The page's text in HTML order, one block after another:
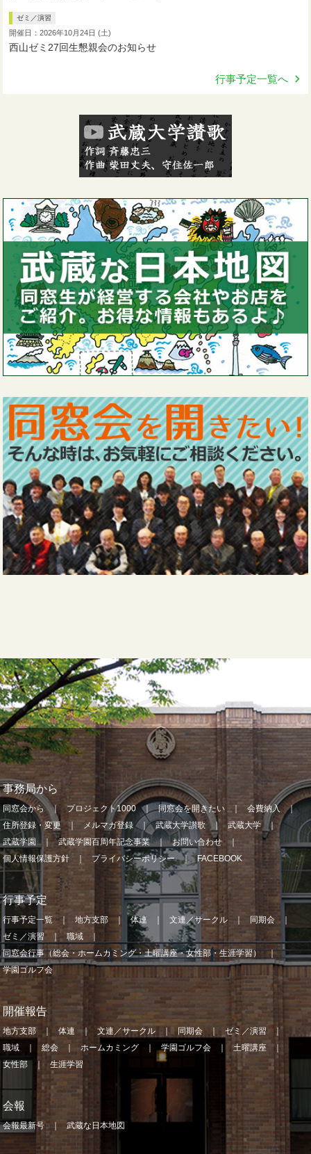
ゼミ／演習
開催日：2026年10月24日 (土)
西山ゼミ27回生懇親会のお知らせ
行事予定一覧へ
事務局から
同窓会から プロジェクト1000 同窓会を開きたい
会費納入
住所登録・変更
メルマガ登録 武蔵大学讃歌
武蔵大学
武蔵学園
武蔵学園百周年記念事業
お問い合わせ
個人情報保護方針
プライバシーポリシー FACEBOOK
行事予定
行事予定一覧 地方支部 体連 文連／サークル
同期会
ゼミ／演習
職域
同窓会行事（総会・ホームカミング・土曜講座・女性部・生涯学習）
学園ゴルフ会
開催報告
地方支部 体連 文連／サークル 同期会
ゼミ／演習
職域
総会 ホームカミング 学園ゴルフ会
土曜講座
女性部
生涯学習
会報
会報最新号 武蔵な日本地図